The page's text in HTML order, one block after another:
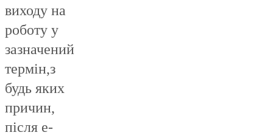
виходу на
роботу у
зазначений
термін,з
будь яких
причин,
після е-